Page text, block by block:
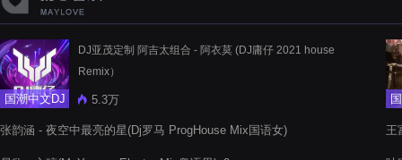
国潮中文DJ
DJ亚茂定制 阿吉太组合 - 阿衣莫 (DJ庸仔 2021 house
Remix）
5.3万
张韵涵 - 夜空中最亮的星(Dj罗马 ProgHouse Mix国语女) 王